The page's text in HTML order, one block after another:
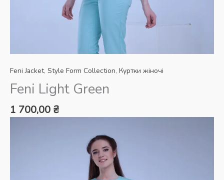
Feni Jacket, Style Form Collection, Куртки жіночі
Feni Light Green
1 700,00 ₴